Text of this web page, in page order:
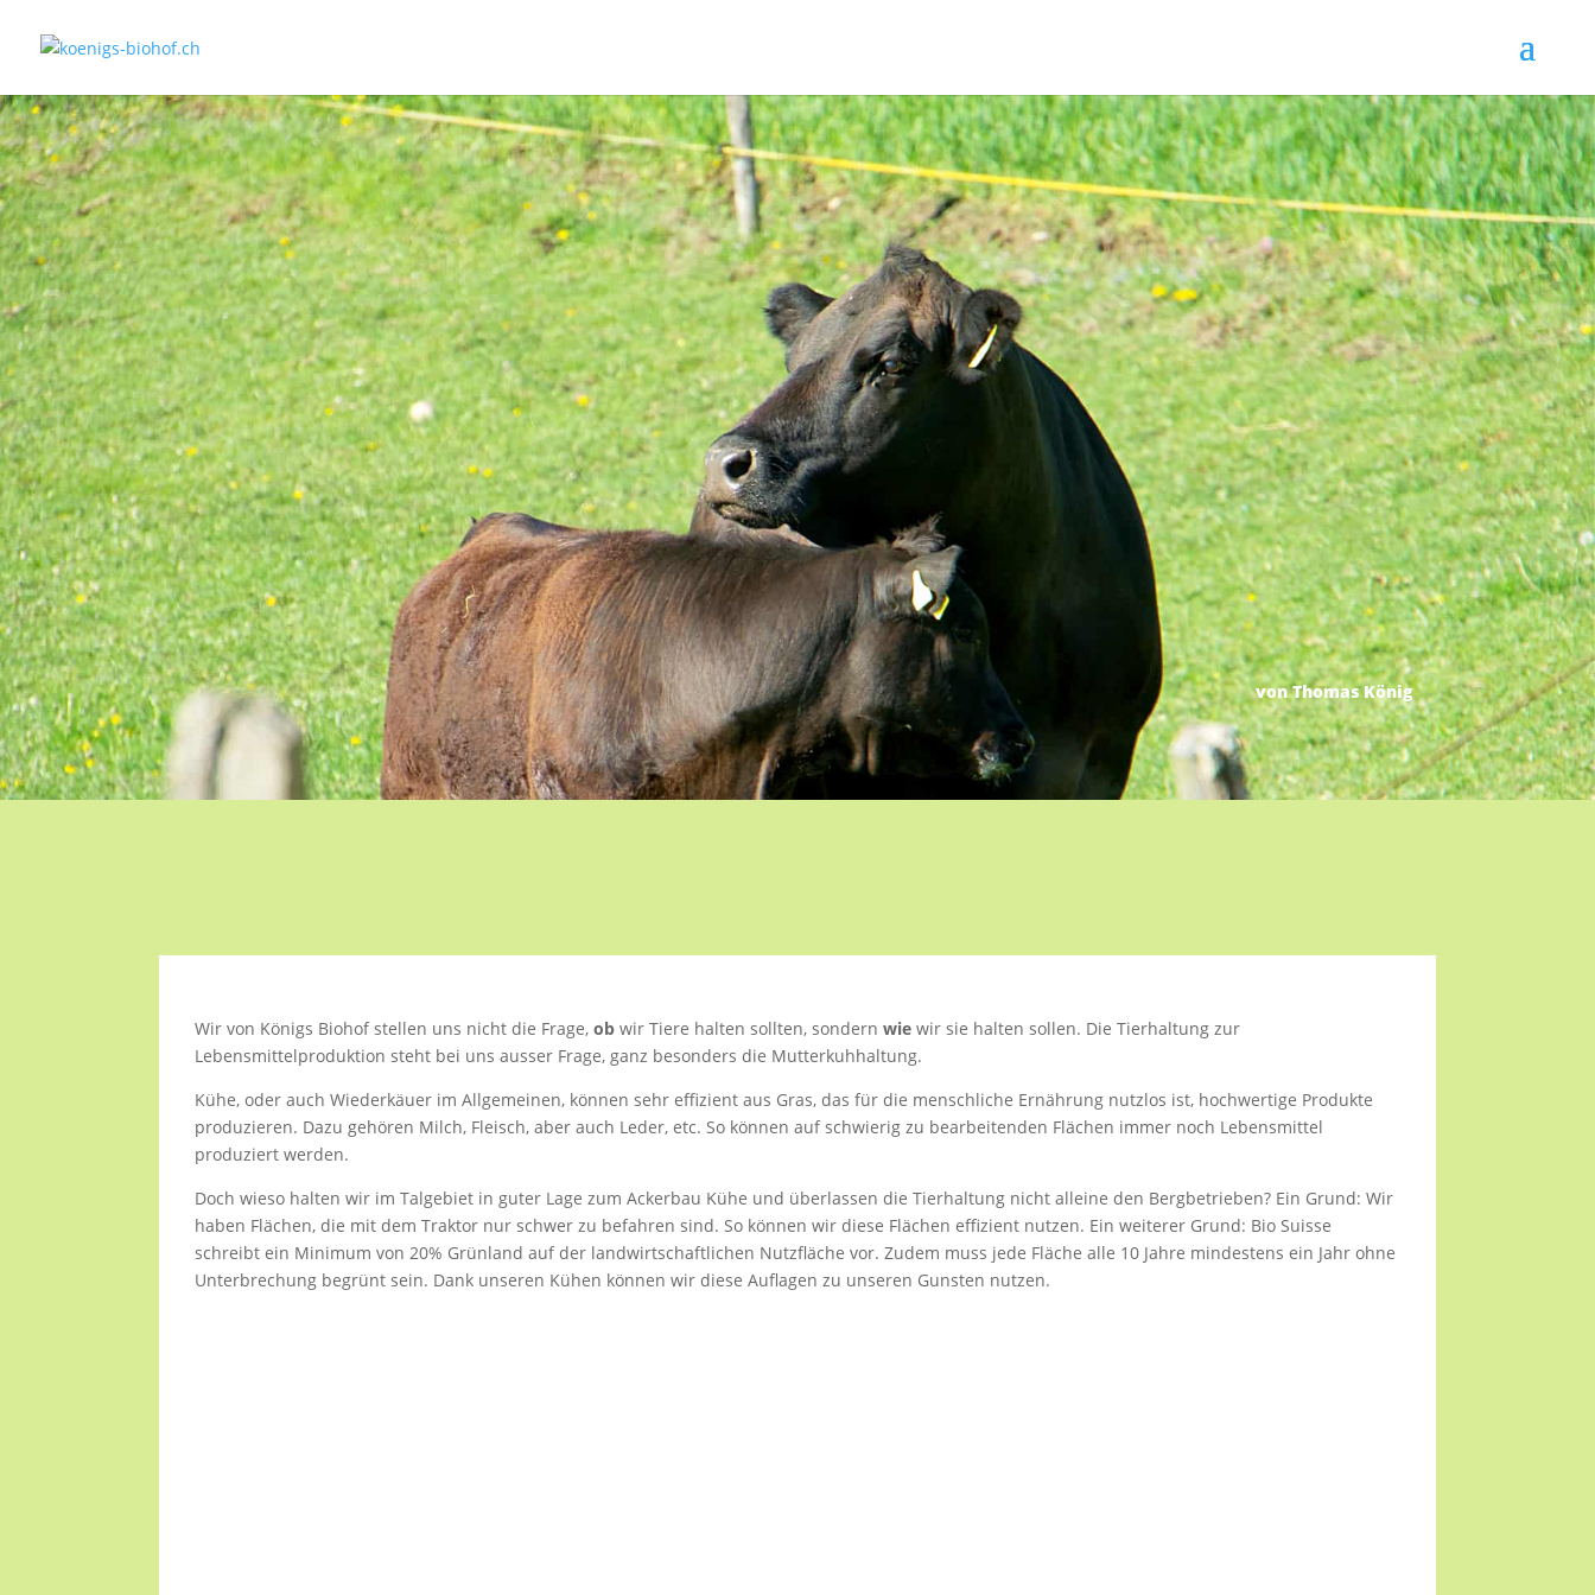
von Thomas König
Wir von Königs Biohof stellen uns nicht die Frage,ob wir Tiere halten sollten, sondernwiewir sie halten sollen. Die Tierhaltung zur
Lebensmittelproduktion steht bei uns ausser Frage, ganz besonders die Mutterkuhhaltung.
Kühe, oder auch Wiederkäuer im Allgemeinen, können sehr effizient aus Gras, das für die menschliche Ernährung nutzlos ist, hochwertige Produkte
produzieren. Dazu gehören Milch, Fleisch, aber auch Leder, etc. So können auf schwierig zu bearbeitenden Flächen immer noch Lebensmittel
produziert werden.
Doch wieso halten wir im Talgebiet in guter Lage zum Ackerbau Kühe und überlassen die Tierhaltung nicht alleine den Bergbetrieben? Ein Grund: Wir
haben Flächen, die mit dem Traktor nur schwer zu befahren sind. So können wir diese Flächen effizient nutzen. Ein weiterer Grund: Bio Suisse
schreibt ein Minimum von 20% Grünland auf der landwirtschaftlichen Nutzfläche vor. Zudem muss jede Fläche alle 10 Jahre mindestens ein Jahr ohne
Unterbrechung begrünt sein. Dank unseren Kühen können wir diese Auflagen zu unseren Gunsten nutzen.